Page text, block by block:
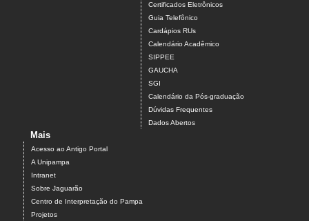
Certificados Eletrônicos
Guia Telefônico
Cardápios RUs
Calendário Acadêmico
SIPPEE
GAUCHA
SGI
Calendário da Pós-graduação
Dúvidas Frequentes
Dados Abertos
Mais
Acesso ao Antigo Portal
A Unipampa
Intranet
Sobre Jaguarão
Centro de Interpretação do Pampa
Projetos